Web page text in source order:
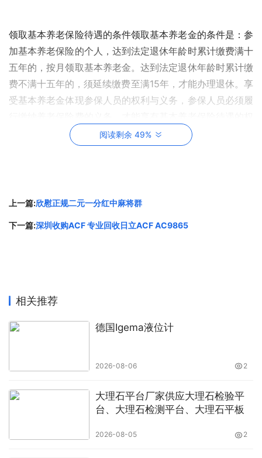
领取基本养老保险待遇的条件领取基本养老金的条件是：参
加基本养老保险的个人，达到法定退休年龄时累计缴费满十
五年的，按月领取基本养老金。达到法定退休年龄时累计缴
费不满十五年的，须延续缴费至满15年，才能办理退休。享
受基本养老金体现参保人员的权利与义务，参保人员必须履
给客户提供更满意、更全面的“点对点”的人力资源外包服
为企业
有效规避政策风险，减少运作成本和精力
为您提供优质服务。
阅读剩余 49%
上一篇:欣慰正规二元一分红中麻将群
下一篇:深圳收购ACF 专业回收日立ACF AC9865
相关推荐
德国Igema液位计
2026-08-06 2
大理石平台厂家供应大理石检验平
台、大理石检测平台、大理石平板
2026-08-05 2